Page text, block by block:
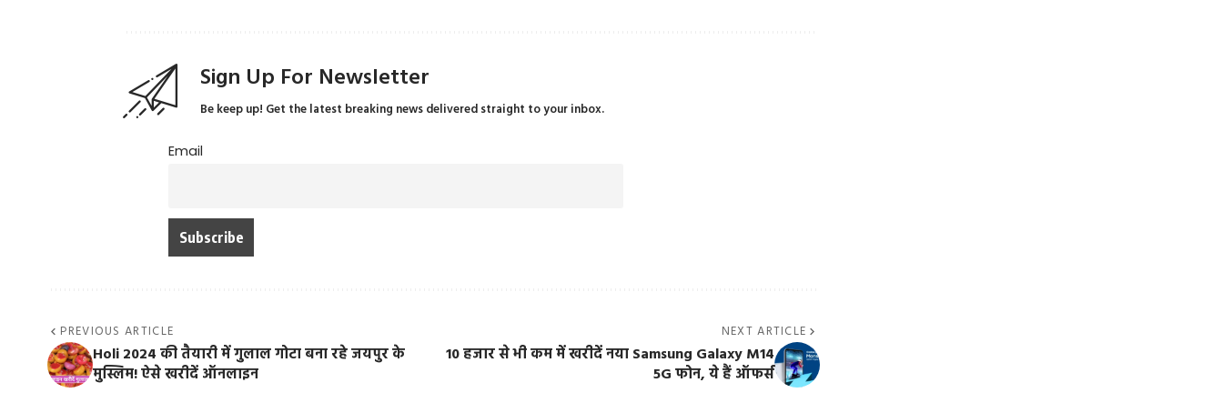
Sign Up For Newsletter
Be keep up! Get the latest breaking news delivered straight to your inbox.
Email
PREVIOUS ARTICLE
Holi 2024 की तैयारी में गुलाल गोटा बना रहे जयपुर के
मुस्लिम! ऐसे खरीदें ऑनलाइन
NEXT ARTICLE
10 हजार से भी कम में खरीदें नया Samsung Galaxy M14
5G फोन, ये हैं ऑफर्स